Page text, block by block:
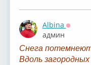
Albina
админ
Снега
Вдоль загородных